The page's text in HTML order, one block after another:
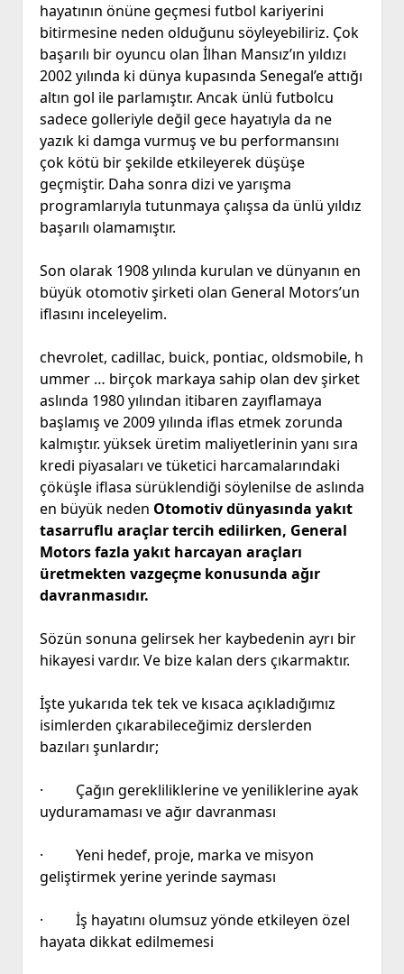
hayatının önüne geçmesi futbol kariyerini
bitirmesine neden olduğunu söyleyebiliriz. Çok
başarılı bir oyuncu olan İlhan Mansız’ın yıldızı
2002 yılında ki dünya kupasında Senegal’e attığı
altın gol ile parlamıştır. Ancak ünlü futbolcu
sadece golleriyle değil gece hayatıyla da ne
yazık ki damga vurmuş ve bu performansını
çok kötü bir şekilde etkileyerek düşüşe
geçmiştir. Daha sonra dizi ve yarışma
programlarıyla tutunmaya çalışsa da ünlü yıldız
başarılı olamamıştır.
Son olarak 1908 yılında kurulan ve dünyanın en
büyük otomotiv şirketi olan General Motors’un
iflasını inceleyelim.
chevrolet, cadillac, buick, pontiac, oldsmobile, h
ummer … birçok markaya sahip olan dev şirket
aslında 1980 yılından itibaren zayıflamaya
başlamış ve 2009 yılında iflas etmek zorunda
kalmıştır. yüksek üretim maliyetlerinin yanı sıra
kredi piyasaları ve tüketici harcamalarındaki
çöküşle iflasa sürüklendiği söylenilse de aslında
en büyük neden Otomotiv dünyasında yakıt
tasarruflu araçlar tercih edilirken, General
Motors fazla yakıt harcayan araçları
üretmekten vazgeçme konusunda ağır
davranmasıdır.
Sözün sonuna gelirsek her kaybedenin ayrı bir
hikayesi vardır. Ve bize kalan ders çıkarmaktır.
İşte yukarıda tek tek ve kısaca açıkladığımız
isimlerden çıkarabileceğimiz derslerden
bazıları şunlardır;
· Çağın gerekliliklerine ve yeniliklerine ayak
uyduramaması ve ağır davranması
· Yeni hedef, proje, marka ve misyon
geliştirmek yerine yerinde sayması
· İş hayatını olumsuz yönde etkileyen özel
hayata dikkat edilmemesi